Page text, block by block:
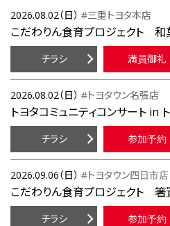
2026.08.02（日） #三重トヨタ本店
こだわりん食育プロジェクト 和
チラシ 満員御礼
2026.08.02（日） #トヨタウン名張店
トヨタコミュニティコンサート in
チラシ 参加予約
2026.09.06（日） #トヨタウン四日市店
こだわりん食育プロジェクト 箸
チラシ 参加予約